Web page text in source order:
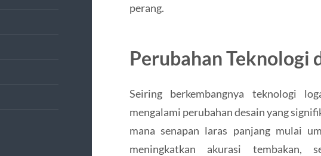
perang.
Perubahan Teknologi
Seiring berkembangnya teknologi
mengalami perubahan desain yang
mana senapan laras panjang mulai
meningkatkan akurasi tembakan,